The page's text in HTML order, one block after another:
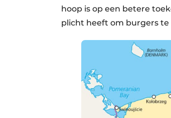
hoop is op een betere
plicht heeft om burgers